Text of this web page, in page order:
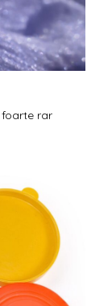
foarte rar